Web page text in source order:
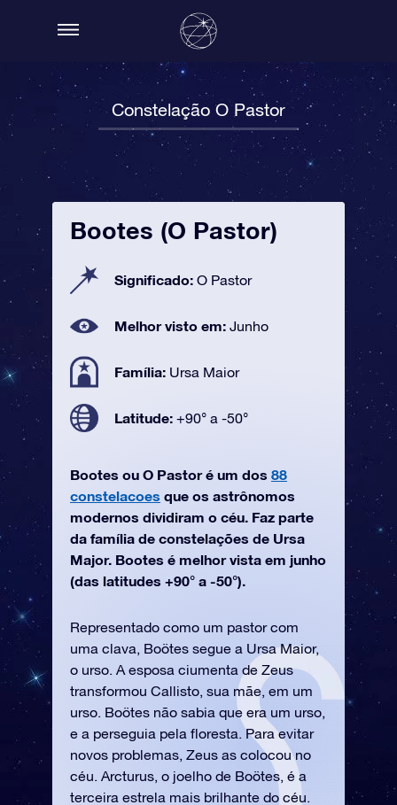
Constelação O Pastor
Bootes (O Pastor)
Significado: O Pastor
Melhor visto em: Junho
Família: Ursa Maior
Latitude: +90° a -50°
Bootes ou O Pastor é um dos 88
constelacoes que os astrônomos
modernos dividiram o céu. Faz parte
da família de constelações de Ursa
Major. Bootes é melhor vista em junho
(das latitudes +90° a -50°).
Representado como um pastor com
uma clava, Boötes segue a Ursa Maior,
o urso. A esposa ciumenta de Zeus
transformou Callisto, sua mãe, em um
urso. Boötes não sabia que era um urso,
e a perseguia pela floresta. Para evitar
novos problemas, Zeus as colocou no
céu. Arcturus, o joelho de Boötes, é a
terceira estrela mais brilhante do céu.